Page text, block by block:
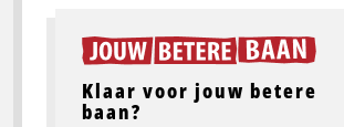
Klaar voor jouw betere
baan?